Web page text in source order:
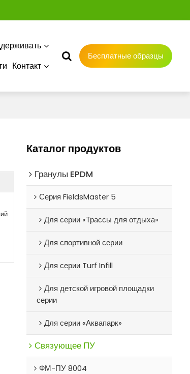
Контакт
Бесплатные образцы
Каталог продуктов
Гранулы EPDM
Серия FieldsMaster 5
Для серии «Трассы для отдыха»
Для спортивной серии
Для серии Turf Infill
Для детской игровой площадки
серии
Для серии «Аквапарк»
Связующее ПУ
ФМ-ПУ 8004